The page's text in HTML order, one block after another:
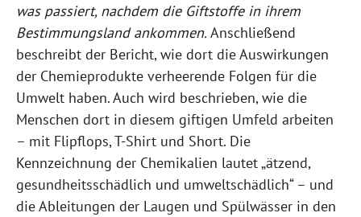
was passiert, nachdem die Giftstoffe in ihrem
Bestimmungsland ankommen. Anschließend
beschreibt der Bericht, wie dort die Auswirkungen
der Chemieprodukte verheerende Folgen für die
Umwelt haben. Auch wird beschrieben, wie die
Menschen dort in diesem giftigen Umfeld arbeiten
– mit Flipflops, T-Shirt und Short. Die
Kennzeichnung der Chemikalien lautet „ätzend,
gesundheitsschädlich und umweltschädlich“ – und
die Ableitungen der Laugen und Spülwässer in den